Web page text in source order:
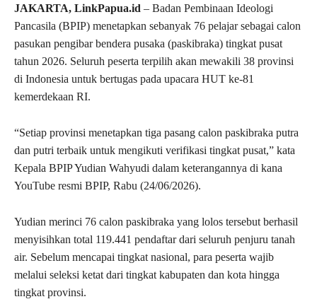
JAKARTA, LinkPapua.id – Badan Pembinaan Ideologi
Pancasila (BPIP) menetapkan sebanyak 76 pelajar sebagai calon
pasukan pengibar bendera pusaka (paskibraka) tingkat pusat
tahun 2026. Seluruh peserta terpilih akan mewakili 38 provinsi
di Indonesia untuk bertugas pada upacara HUT ke-81
kemerdekaan RI.
“Setiap provinsi menetapkan tiga pasang calon paskibraka putra
dan putri terbaik untuk mengikuti verifikasi tingkat pusat,” kata
Kepala BPIP Yudian Wahyudi dalam keterangannya di kana
YouTube resmi BPIP, Rabu (24/06/2026).
Yudian merinci 76 calon paskibraka yang lolos tersebut berhasil
menyisihkan total 119.441 pendaftar dari seluruh penjuru tanah
air. Sebelum mencapai tingkat nasional, para peserta wajib
melalui seleksi ketat dari tingkat kabupaten dan kota hingga
tingkat provinsi.